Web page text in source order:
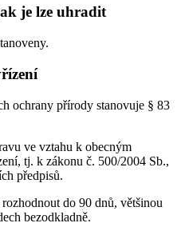
je lze uhradit
ochrany přírody stanovuje § 83
ve vztahu k obecným
tj. k zákonu č. 500/2004 Sb.,
předpisů.
do 90 dnů, většinou
bezodkladně.